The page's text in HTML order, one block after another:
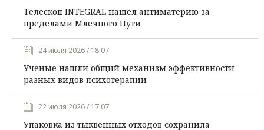
Телескоп INTEGRAL нашёл антиматерию за
пределами Млечного Пути
24 июля 2026 / 18:07
Ученые нашли общий механизм эффективности
разных видов психотерапии
22 июля 2026 / 17:07
Упаковка из тыквенных отходов сохранила